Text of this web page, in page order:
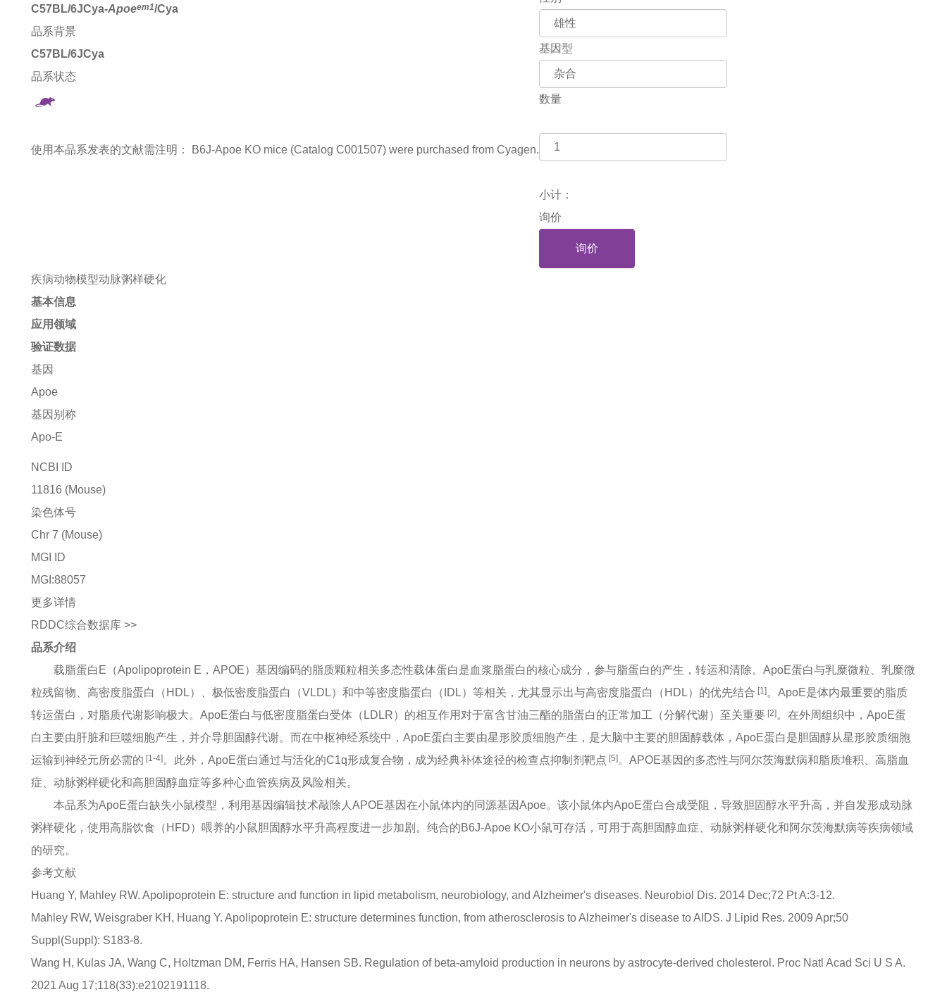
C57BL/6JCya-Apoeem1/Cya
品系背景
C57BL/6JCya
品系状态
使用本品系发表的文献需注明： B6J-Apoe KO mice (Catalog C001507) were purchased from Cyagen.
基因型
数量
小计：
询价
询价
疾病动物模型动脉粥样硬化
基本信息
应用领域
验证数据
基因
Apoe
基因别称
Apo-E
NCBI ID
11816 (Mouse)
染色体号
Chr 7 (Mouse)
MGI ID
MGI:88057
更多详情
RDDC综合数据库 >>
品系介绍
载脂蛋白E（Apolipoprotein E，APOE）基因编码的脂质颗粒相关多态性载体蛋白是血浆脂蛋白的核心成分，参与脂蛋白的产生，转运和清除。ApoE蛋白与乳糜微粒、乳糜微
粒残留物、高密度脂蛋白（HDL）、极低密度脂蛋白（VLDL）和中等密度脂蛋白（IDL）等相关，尤其显示出与高密度脂蛋白（HDL）的优先结合 [1]。ApoE是体内最重要的脂质
转运蛋白，对脂质代谢影响极大。ApoE蛋白与低密度脂蛋白受体（LDLR）的相互作用对于富含甘油三酯的脂蛋白的正常加工（分解代谢）至关重要 [2]。在外周组织中，ApoE蛋
白主要由肝脏和巨噬细胞产生，并介导胆固醇代谢。而在中枢神经系统中，ApoE蛋白主要由星形胶质细胞产生，是大脑中主要的胆固醇载体，ApoE蛋白是胆固醇从星形胶质细胞
运输到神经元所必需的 [1-4]。此外，ApoE蛋白通过与活化的C1q形成复合物，成为经典补体途径的检查点抑制剂靶点 [5]。APOE基因的多态性与阿尔茨海默病和脂质堆积、高脂血
症、动脉粥样硬化和高胆固醇血症等多种心血管疾病及风险相关。
本品系为ApoE蛋白缺失小鼠模型，利用基因编辑技术敲除人APOE基因在小鼠体内的同源基因Apoe。该小鼠体内ApoE蛋白合成受阻，导致胆固醇水平升高，并自发形成动脉
粥样硬化，使用高脂饮食（HFD）喂养的小鼠胆固醇水平升高程度进一步加剧。纯合的B6J-Apoe KO小鼠可存活，可用于高胆固醇血症、动脉粥样硬化和阿尔茨海默病等疾病领域
的研究。
参考文献
Huang Y, Mahley RW. Apolipoprotein E: structure and function in lipid metabolism, neurobiology, and Alzheimer's diseases. Neurobiol Dis. 2014 Dec;72 Pt A:3-12.
Mahley RW, Weisgraber KH, Huang Y. Apolipoprotein E: structure determines function, from atherosclerosis to Alzheimer's disease to AIDS. J Lipid Res. 2009 Apr;50
Suppl(Suppl): S183-8.
Wang H, Kulas JA, Wang C, Holtzman DM, Ferris HA, Hansen SB. Regulation of beta-amyloid production in neurons by astrocyte-derived cholesterol. Proc Natl Acad Sci U S A.
2021 Aug 17;118(33):e2102191118.